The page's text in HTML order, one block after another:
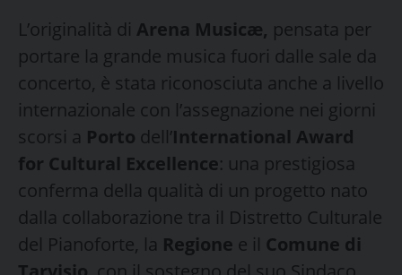
L’originalità di Arena Musicæ, pensata per
portare la grande musica fuori dalle sale da
concerto, è stata riconosciuta anche a livello
internazionale con l’assegnazione nei giorni
scorsi a Porto dell’International Award
for Cultural Excellence: una prestigiosa
conferma della qualità di un progetto nato
dalla collaborazione tra il Distretto Culturale
del Pianoforte, la Regione e il Comune di